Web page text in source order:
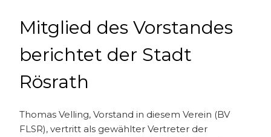
Mitglied des Vorstandes
berichtet der Stadt
Rösrath
Thomas Velling, Vorstand in diesem Verein (BV
FLSR), vertritt als gewählter Vertreter der